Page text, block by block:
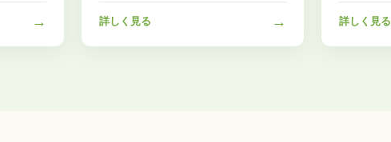
→ 詳しく見る → 詳しく見る